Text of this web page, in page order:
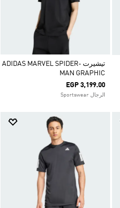
تيشيرت ADIDAS MARVEL SPIDER-
MAN GRAPHIC
EGP 3,199.00
الرجال Sportswear